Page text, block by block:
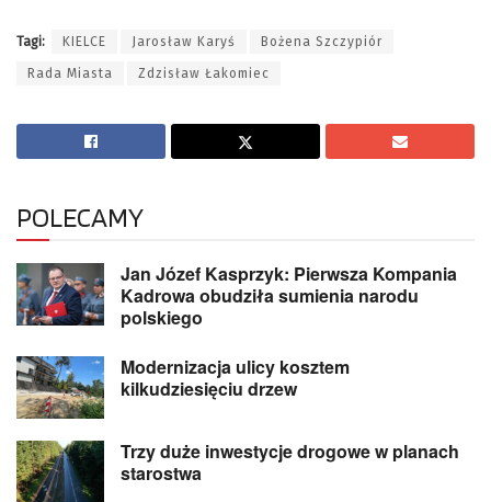
Tagi: KIELCE Jarosław Karyś Bożena Szczypiór
Rada Miasta Zdzisław Łakomiec
POLECAMY
Jan Józef Kasprzyk: Pierwsza Kompania
Kadrowa obudziła sumienia narodu
polskiego
Modernizacja ulicy kosztem
kilkudziesięciu drzew
Trzy duże inwestycje drogowe w planach
starostwa